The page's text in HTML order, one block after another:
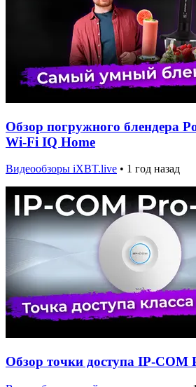
Обзор погружного блендера
Wi-Fi IQ Home
Видеообзоры iXBT.live • 1 год назад
Обзор точки доступа IP-COM